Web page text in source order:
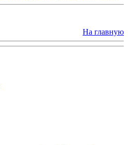
На главную